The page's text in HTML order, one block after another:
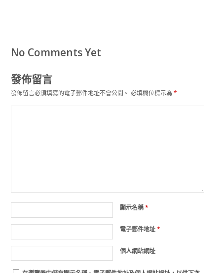
No Comments Yet
發佈留言
發佈留言必須填寫的電子郵件地址不會公開。 必填欄位標示為*
顯示名稱*
電子郵件地址*
個人網站網址